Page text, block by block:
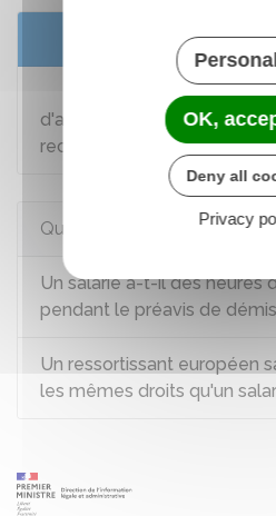
Services en ligne et
Savoir si on peut
d'absence autorisée
rechercher un emploi
Questions ? Réponses !
Un salarié a-t-il des heures
pendant le préavis de
Un ressortissant européen
les mêmes droits qu'un
OK,
Deny all
Privacy